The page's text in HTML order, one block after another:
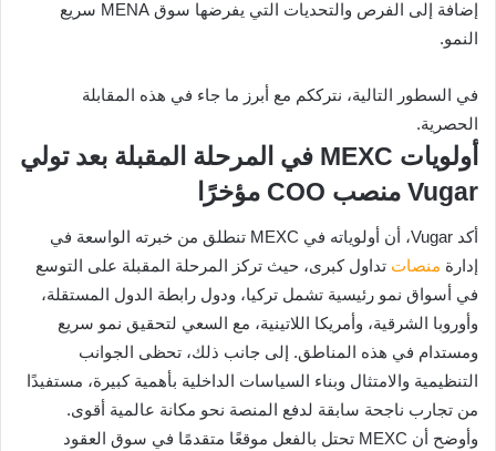
إضافة إلى الفرص والتحديات التي يفرضها سوق MENA سريع
النمو.
في السطور التالية، نترككم مع أبرز ما جاء في هذه المقابلة
الحصرية.
أولويات MEXC في المرحلة المقبلة بعد تولي
Vugar منصب COO مؤخرًا
أكد Vugar، أن أولوياته في MEXC تنطلق من خبرته الواسعة في
إدارة منصات تداول كبرى، حيث تركز المرحلة المقبلة على التوسع
في أسواق نمو رئيسية تشمل تركيا، ودول رابطة الدول المستقلة،
وأوروبا الشرقية، وأمريكا اللاتينية، مع السعي لتحقيق نمو سريع
ومستدام في هذه المناطق. إلى جانب ذلك، تحظى الجوانب
التنظيمية والامتثال وبناء السياسات الداخلية بأهمية كبيرة، مستفيدًا
من تجارب ناجحة سابقة لدفع المنصة نحو مكانة عالمية أقوى.
وأوضح أن MEXC تحتل بالفعل موقعًا متقدمًا في سوق العقود